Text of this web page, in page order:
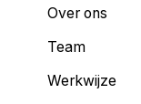
Over ons
Team
Werkwijze